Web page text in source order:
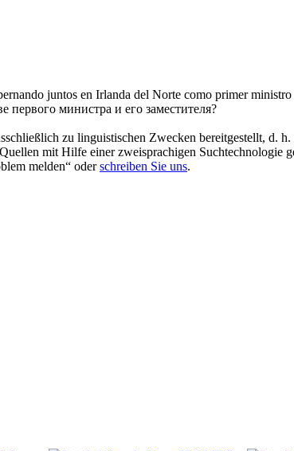
juntos en Irlanda del Norte como primer
министра и его заместителя?
zu linguistischen Zwecken bereitgestellt, d.
mit Hilfe einer zweisprachigen Suchtechnologie
melden“ oderschreiben Sie uns.